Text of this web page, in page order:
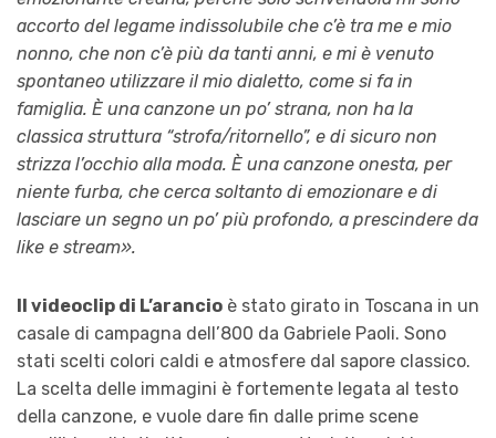
accorto del legame indissolubile che c’è tra me e mio
nonno, che non c’è più da tanti anni, e mi è venuto
spontaneo utilizzare il mio dialetto, come si fa in
famiglia. È una canzone un po’ strana, non ha la
classica struttura “strofa/ritornello”, e di sicuro non
strizza l’occhio alla moda. È una canzone onesta, per
niente furba, che cerca soltanto di emozionare e di
lasciare un segno un po’ più profondo, a prescindere da
like e stream».
Il videoclip di L’arancio è stato girato in Toscana in un
casale di campagna dell’800 da Gabriele Paoli. Sono
stati scelti colori caldi e atmosfere dal sapore classico.
La scelta delle immagini è fortemente legata al testo
della canzone, e vuole dare fin dalle prime scene